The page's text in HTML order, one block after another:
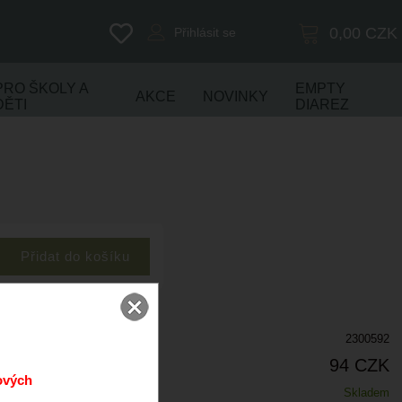
0,00 CZK
Přihlásit se
ŠKOLY A
AKCE NOVINKY
EMPTY
DIAREZ
2300592
94 CZK
Skladem